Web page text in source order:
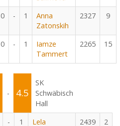
0 - 1
Anna
Zatonskih
2327 9
0 - 1
Iamze
Tammert
2265 15
- 4.5
SK
Schwäbisch
Hall
- 1
Lela
2439 2